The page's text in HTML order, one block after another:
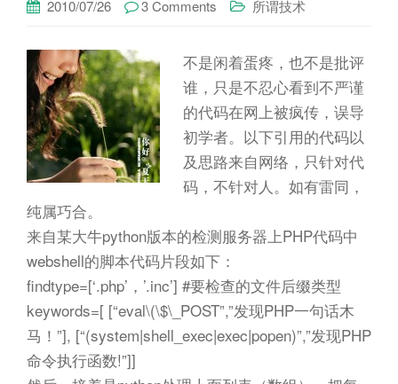
2010/07/26 3 Comments 所谓技术
不是闲着蛋疼，也不是批评
谁，只是不忍心看到不严谨
的代码在网上被疯传，误导
初学者。以下引用的代码以
及思路来自网络，只针对代
码，不针对人。如有雷同，
纯属巧合。
来自某大牛python版本的检测服务器上PHP代码中
webshell的脚本代码片段如下：
findtype=[‘.php’，’.inc’] #要检查的文件后缀类型
keywords=[ [“eval\(\$\_POST”,”发现PHP一句话木
马！”], [“(system|shell_exec|exec|popen)”,”发现PHP
命令执行函数!”]]